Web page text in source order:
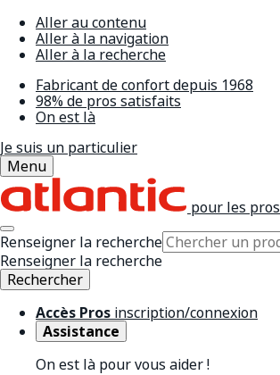
Aller au contenu
Aller à la navigation
Aller à la recherche
Fabricant de confort depuis 1968
98% de pros satisfaits
On est là
Je suis un particulier
Menu
pour les pros
Renseigner la recherche
Renseigner la recherche
Rechercher
Accès Pros inscription/connexion
Assistance
On est là pour vous aider !